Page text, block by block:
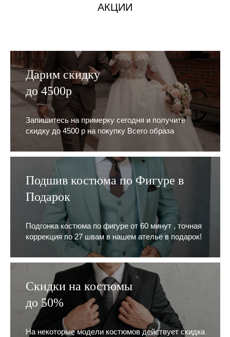
АКЦИИ
Дарим скидку
до 4500р
Запишитесь на примерку сегодня и получите
скидку до 4500 р на покупку Всего образа
Подшив костюма по Фигуре в
Подарок
Подгонка костюма по фигуре от 60 минут , точная
коррекция по 27 швам в нашем ателье в подарок!
Скидки на костюмы
до 50%
На некоторые модели костюмов действует скидка